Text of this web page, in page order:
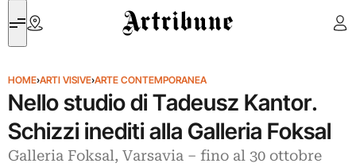
Artribune
HOME›ARTI VISIVE›ARTE CONTEMPORANEA
Nello studio di Tadeusz Kantor.
Schizzi inediti alla Galleria Foksal
Galleria Foksal, Varsavia – fino al 30 ottobre